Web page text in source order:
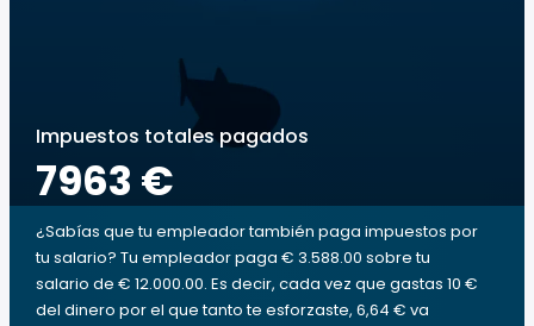
Impuestos totales pagados
7963 €
¿Sabías que tu empleador también paga impuestos por
tu salario? Tu empleador paga € 3.588.00 sobre tu
salario de € 12.000.00. Es decir, cada vez que gastas 10 €
del dinero por el que tanto te esforzaste, 6,64 € va